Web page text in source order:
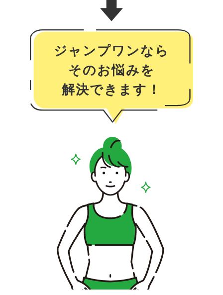
ジャンプワンなら
そのお悩みを
解決できます！